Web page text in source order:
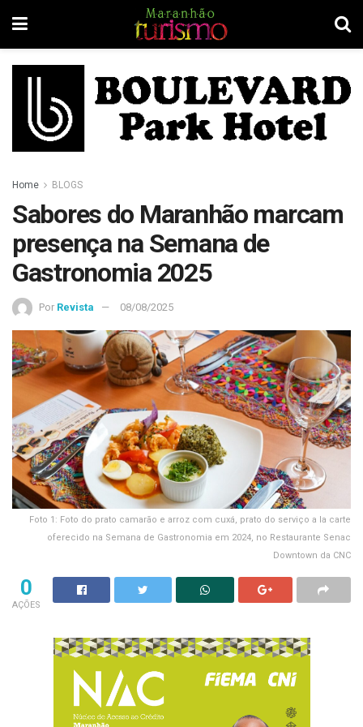
Home BLOGS
Sabores do Maranhão marcam
presença na Semana de
Gastronomia 2025
Por Revista 08/08/2025
Foto 1: Foto do prato camarão e arroz com cuxá, prato do serviço a la carte
oferecido na Semana de Gastronomia em 2024, no Restaurante Senac
Downtown da CNC
0
AÇÕES